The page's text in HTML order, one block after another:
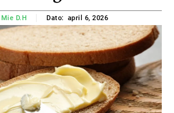
Mie D.H Dato: april 6, 2026